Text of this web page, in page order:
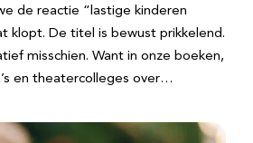
de reactie “lastige kinderen
klopt. De titel is bewust prikkelend.
misschien. Want in onze boeken,
en theatercolleges over…